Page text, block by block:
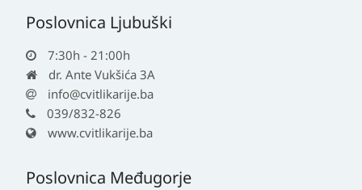
Poslovnica Ljubuški
7:30h - 21:00h
dr. Ante Vukšića 3A
info@cvitlikarije.ba
039/832-826
www.cvitlikarije.ba
Poslovnica Međugorje